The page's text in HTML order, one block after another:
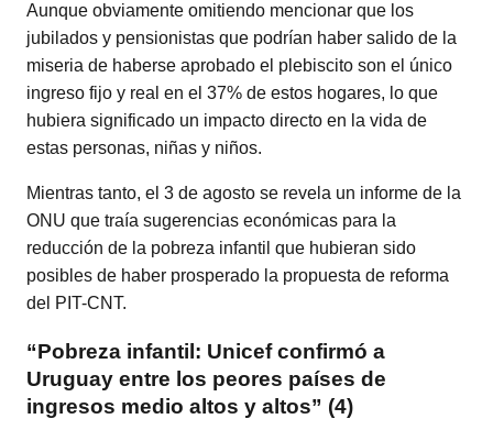
Aunque obviamente omitiendo mencionar que los
jubilados y pensionistas que podrían haber salido de la
miseria de haberse aprobado el plebiscito son el único
ingreso fijo y real en el 37% de estos hogares, lo que
hubiera significado un impacto directo en la vida de
estas personas, niñas y niños.
Mientras tanto, el 3 de agosto se revela un informe de la
ONU que traía sugerencias económicas para la
reducción de la pobreza infantil que hubieran sido
posibles de haber prosperado la propuesta de reforma
del PIT-CNT.
“Pobreza infantil: Unicef confirmó a
Uruguay entre los peores países de
ingresos medio altos y altos” (4)